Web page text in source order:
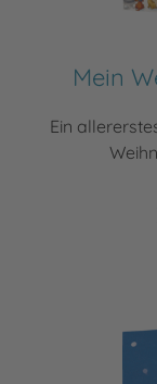
Mein
Ein